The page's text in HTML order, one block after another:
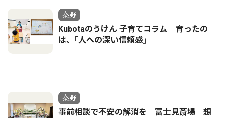
秦野
Kubotaのうけん 子育てコラム 育ったの
は、｢人への深い信頼感｣
秦野
事前相談で不安の解消を 富士見斎場 想